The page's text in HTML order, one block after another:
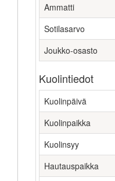
Ammatti
Sotilasarvo
Joukko-osasto
Kuolintiedot
Kuolinpäivä
Kuolinpaikka
Kuolinsyy
Hautauspaikka